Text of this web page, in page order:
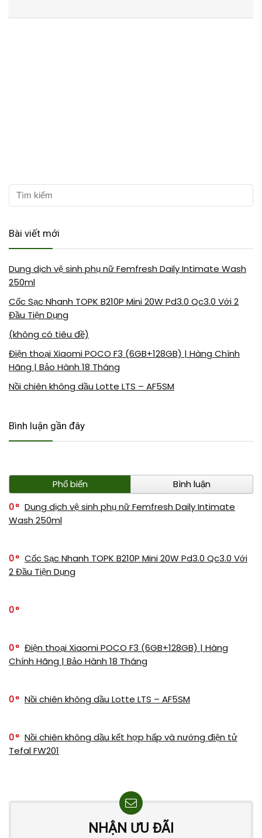
Bài viết mới
Dung dịch vệ sinh phụ nữ Femfresh Daily Intimate Wash
250ml
Cốc Sạc Nhanh TOPK B210P Mini 20W Pd3.0 Qc3.0 Với 2
Đầu Tiện Dụng
(không có tiêu đề)
Điện thoại Xiaomi POCO F3 (6GB+128GB) | Hàng Chính
Hãng | Bảo Hành 18 Tháng
Nồi chiên không dầu Lotte LTS – AF5SM
Bình luận gần đây
Phổ biến
Bình luận
0
Dung dịch vệ sinh phụ nữ Femfresh Daily Intimate
Wash 250ml
0
Cốc Sạc Nhanh TOPK B210P Mini 20W Pd3.0 Qc3.0 Với
2 Đầu Tiện Dụng
0
0
Điện thoại Xiaomi POCO F3 (6GB+128GB) | Hàng
Chính Hãng | Bảo Hành 18 Tháng
0 Nồi chiên không dầu Lotte LTS – AF5SM
0
Nồi chiên không dầu kết hợp hấp và nướng điện tử
Tefal FW201
NHẬN ƯU ĐÃI